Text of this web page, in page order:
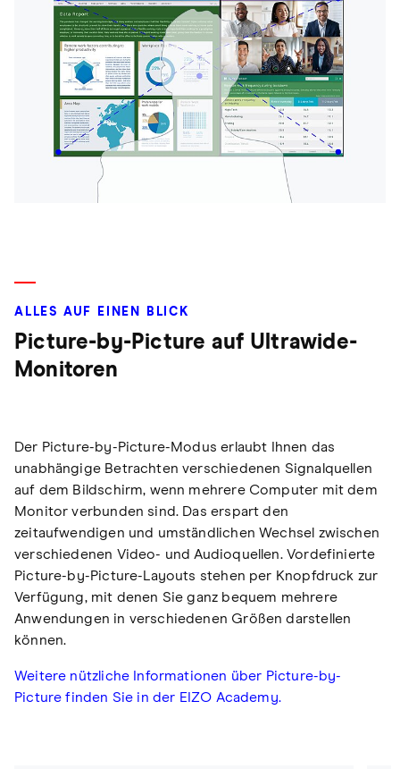
ALLES AUF EINEN BLICK
Picture-by-Picture auf Ultrawide-
Monitoren
Der Picture-by-Picture-Modus erlaubt Ihnen das
unabhängige Betrachten verschiedenen Signalquellen
auf dem Bildschirm, wenn mehrere Computer mit dem
Monitor verbunden sind. Das erspart den
zeitaufwendigen und umständlichen Wechsel zwischen
verschiedenen Video- und Audioquellen. Vordefinierte
Picture-by-Picture-Layouts stehen per Knopfdruck zur
Verfügung, mit denen Sie ganz bequem mehrere
Anwendungen in verschiedenen Größen darstellen
können.
Weitere nützliche Informationen über Picture-by-
Picture finden Sie in der EIZO Academy.